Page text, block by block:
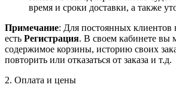
время и сроки доставки, а также
Примечание: Для постоянных клиентов
есть Регистрация. В своем кабинете вы
содержимое корзины, историю своих
повторить или отказаться от заказа и т.д.
2. Оплата и цены